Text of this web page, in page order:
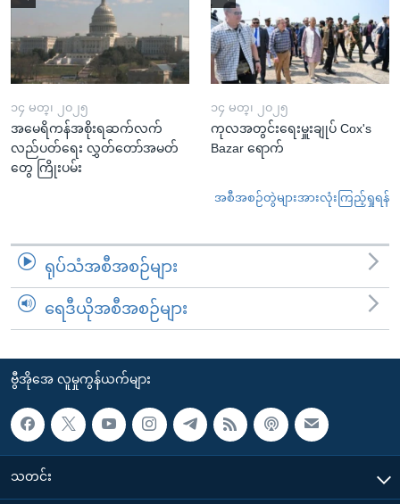
၁၄ မတ္၊ ၂၀၂၅
အမေရိကန်အစိုးရဆက်လက်
လည်ပတ်ရေး လွှတ်တော်အမတ်
တွေ ကြိုးပမ်း
၁၄ မတ္၊ ၂၀၂၅
ကုလအတွင်းရေးမှူးချုပ် Cox's
Bazar ရောက်
အစီအစဉ်တွဲများအားလုံးကြည့်ရှုရန်
ရုပ်သံအစီအစဉ်များ
ရေဒီယိုအစီအစဉ်များ
ဗွီအိုအေ လူမှုကွန်ယက်များ
သတင်း